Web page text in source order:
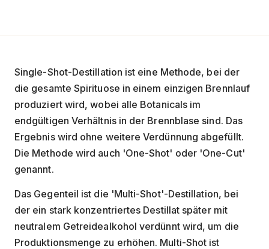
Single-Shot-Destillation ist eine Methode, bei der
die gesamte Spirituose in einem einzigen Brennlauf
produziert wird, wobei alle Botanicals im
endgültigen Verhältnis in der Brennblase sind. Das
Ergebnis wird ohne weitere Verdünnung abgefüllt.
Die Methode wird auch 'One-Shot' oder 'One-Cut'
genannt.
Das Gegenteil ist die 'Multi-Shot'-Destillation, bei
der ein stark konzentriertes Destillat später mit
neutralem Getreidealkohol verdünnt wird, um die
Produktionsmenge zu erhöhen. Multi-Shot ist